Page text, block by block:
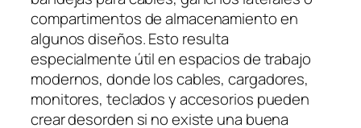
compartimentos de almacenamiento en
algunos diseños. Esto resulta
especialmente útil en espacios de trabajo
modernos, donde los cables, cargadores,
monitores, teclados y accesorios pueden
crear desorden si no existe una buena